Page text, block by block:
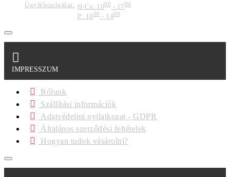
Ügyfélszolgálat: H-Cs: 1000 - 1700
P: 1000- 1400
IMPRESSZUM
Rólunk
Szállítási információk
Adatvédelmi nyilatkozat - GDPR
Általános szerződési feltételek
Hogyan tudok vásárolni?